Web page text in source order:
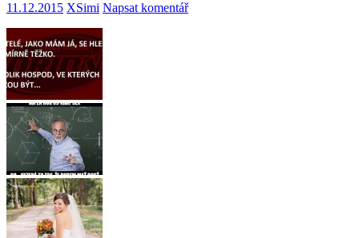
11.12.2015 XSimi Napsat komentář